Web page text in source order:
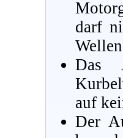
darf
Das
auf
Der